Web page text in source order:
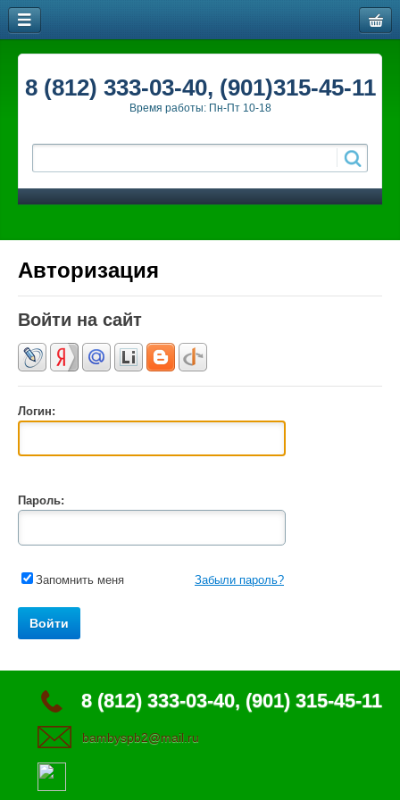
8 (812) 333-03-40, (901)315-45-11
Время работы: Пн-Пт 10-18
Авторизация
Войти на сайт
Логин:
Пароль:
Запомнить меня Забыли пароль?
8 (812) 333-03-40, (901) 315-45-11
bambyspb2@mail.ru